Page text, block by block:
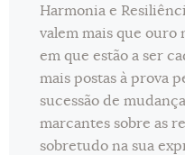
Harmonia e
valem mais que ouro
em que estão a ser
mais postas à prova
sucessão de
marcantes sobre as
sobretudo na sua